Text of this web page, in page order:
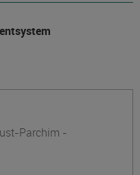
Parchim -